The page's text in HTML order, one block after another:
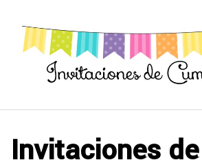
contenido
Invitaciones de